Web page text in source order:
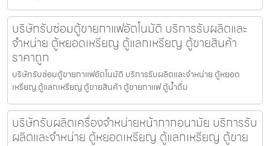
บริษัทรับซ่อมตู้ขายกาแฟ​อัตโนมัติ บริการรับผลิตและ
จำหน่าย ตู้หยอดเหรียญ ตู้แลกเหรียญ ตู้ขายสินค้า
ราคาถูก
บริษัทรับซ่อมตู้ขายกาแฟ​อัตโนมัติ บริการรับผลิตและจำหน่าย ตู้หยอด
เหรียญ ตู้แลกเหรียญ ตู้ขายสินค้า ตู้ขายกาแฟ ตู้น้ำดื่ม
บริษัทรับผลิตเครื่องจำหน่ายหน้ากากอนามัย บริการรับ
ผลิตและจำหน่าย ตู้หยอดเหรียญ ตู้แลกเหรียญ ตู้ขาย